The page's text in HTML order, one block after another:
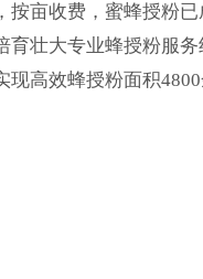
按亩收费，蜜蜂授粉
育壮大专业蜂授粉服
现高效蜂授粉面积